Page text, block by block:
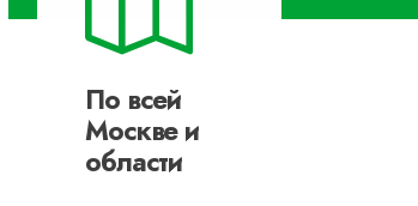
По всей
Москве и
области